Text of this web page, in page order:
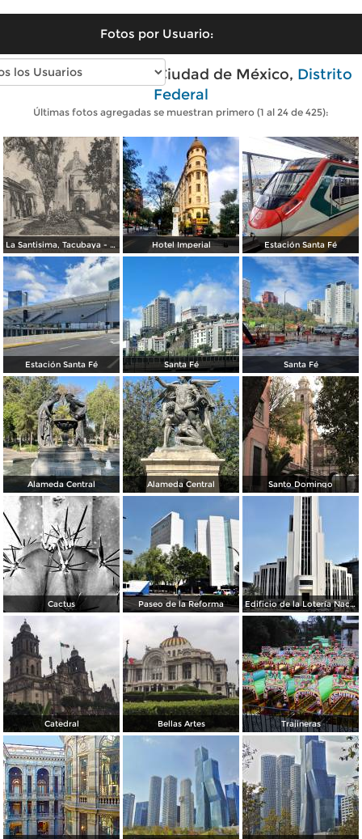
Fotos por Usuario:
Fotos modernas de Ciudad de México, Distrito
Federal
Últimas fotos agregadas se muestran primero (1 al 24 de 425):
La Santisima, Tacubaya - México Hotel Imperial Estación Santa Fé
Estación Santa Fé Santa Fé Santa Fé
Alameda Central Alameda Central Santo Domingo
Cactus Paseo de la Reforma Edificio de la Lotería Nacional
Catedral Bellas Artes Trajineras